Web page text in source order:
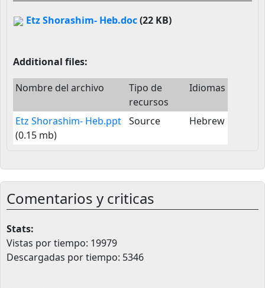
Etz Shorashim- Heb.doc(22 KB)
Additional files:
Nombre del archivo
Tipo de
recursos
Idiomas
Etz Shorashim- Heb.ppt
(0.15 mb)
Source Hebrew
Comentarios y criticas
Stats:
Vistas por tiempo: 19979
Descargadas por tiempo: 5346